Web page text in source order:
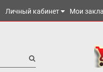
Личный кабинет Мои